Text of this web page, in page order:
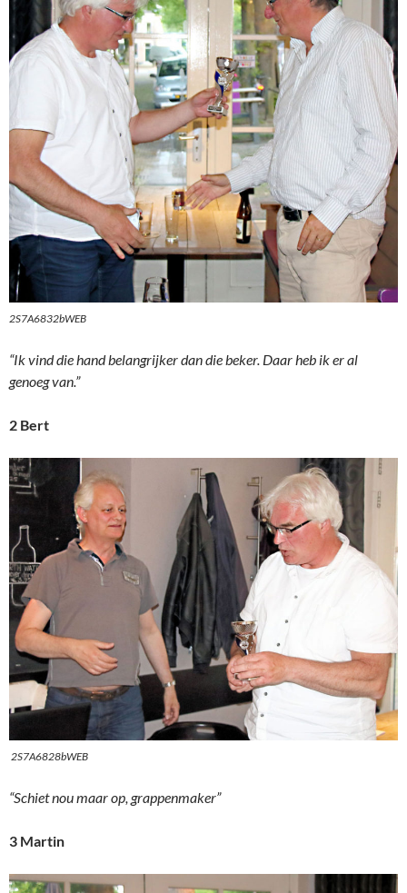
2S7A6832bWEB
“Ik vind die hand belangrijker dan die beker. Daar heb ik er al
genoeg van.”
2 Bert
2S7A6828bWEB
“Schiet nou maar op, grappenmaker”
3 Martin